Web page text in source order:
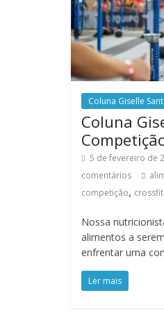
Coluna Giselle
Coluna
5 de fevereiro de
comentários
competição, crossfit
Nossa
alimentos a
enfrentar uma
Ler mais